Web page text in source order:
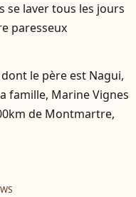
se laver tous les jours
paresseux
le père est Nagui,
famille, Marine Vignes
de Montmartre,